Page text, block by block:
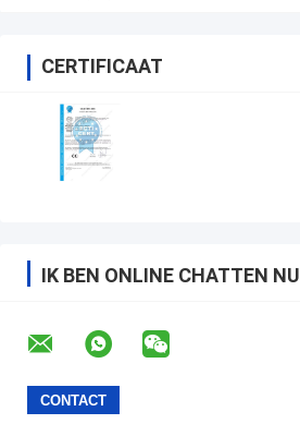
CERTIFICAAT
IK BEN ONLINE CHATTEN NU